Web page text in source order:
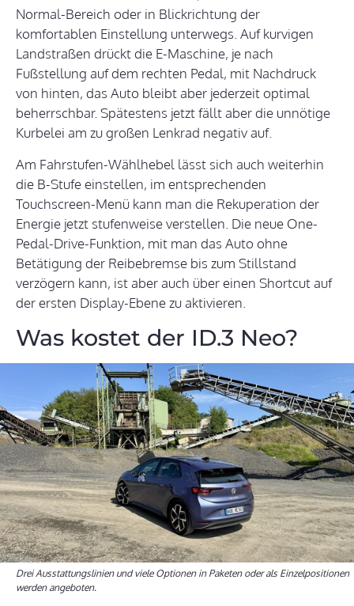
Normal-Bereich oder in Blickrichtung der
komfortablen Einstellung unterwegs. Auf kurvigen
Landstraßen drückt die E-Maschine, je nach
Fußstellung auf dem rechten Pedal, mit Nachdruck
von hinten, das Auto bleibt aber jederzeit optimal
beherrschbar. Spätestens jetzt fällt aber die unnötige
Kurbelei am zu großen Lenkrad negativ auf.
Am Fahrstufen-Wählhebel lässt sich auch weiterhin
die B-Stufe einstellen, im entsprechenden
Touchscreen-Menü kann man die Rekuperation der
Energie jetzt stufenweise verstellen. Die neue One-
Pedal-Drive-Funktion, mit man das Auto ohne
Betätigung der Reibebremse bis zum Stillstand
verzögern kann, ist aber auch über einen Shortcut auf
der ersten Display-Ebene zu aktivieren.
Was kostet der ID.3 Neo?
Drei Ausstattungslinien und viele Optionen in Paketen oder als Einzelpositionen
werden angeboten.